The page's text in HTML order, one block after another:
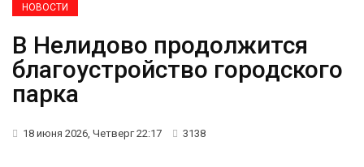
НОВОСТИ
В Нелидово продолжится
благоустройство городского
парка
18 июня 2026, Четверг 22:17 3138